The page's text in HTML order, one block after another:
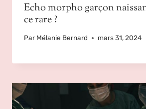
Echo morpho garçon
ce rare ?
Par Mélanie Bernard mars 31, 2024